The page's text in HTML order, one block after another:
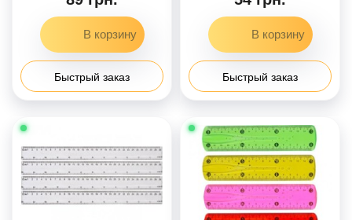
резинок (Зеленый)
Быстрый заказ Быстрый заказ